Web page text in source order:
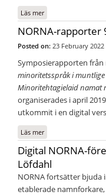
Läs merom Norna-
NORNA-rapporter
Posted on: 23 February 2022
Symposierapporten från
minoritetsspråk i
Minoritehtagielaid namat
organiserades i april
utkommit i en digital
Läs merom NORNA-
Digital NORNA-
Löfdahl
NORNA fortsätter bjuda
etablerade